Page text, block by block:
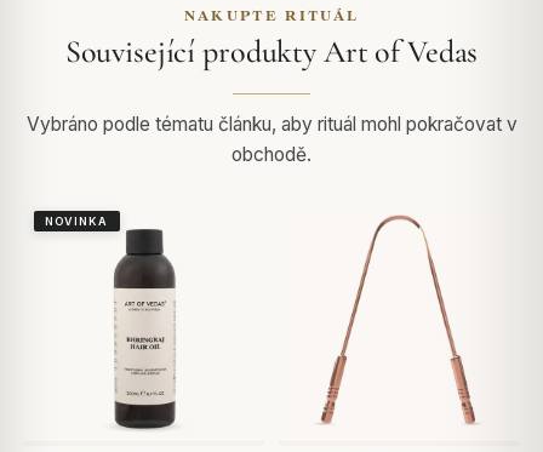
NAKUPTE RITUÁL
Související produkty Art of Vedas
Vybráno podle tématu článku, aby rituál mohl pokračovat v
obchodě.
NOVINKA